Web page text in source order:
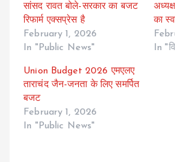
सांसद रावत बोले-सरकार का बजट
रिफार्म एक्सप्रेस है
February 1, 2026
In "Public News"
का
In
Union Budget 2026 एमएलए
ताराचंद जैन-जनता के लिए समर्पित
बजट
February 1, 2026
In "Public News"